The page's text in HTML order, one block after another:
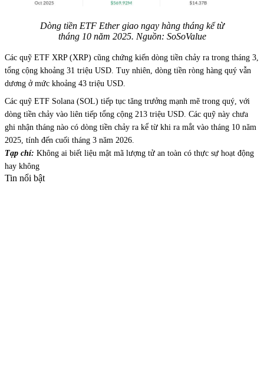
Dòng tiền ETF Ether giao ngay hàng tháng kể từ
tháng 10 năm 2025. Nguồn: SoSoValue
Các quỹ ETF XRP (XRP) cũng chứng kiến dòng tiền chảy ra trong tháng 3,
tổng cộng khoảng 31 triệu USD. Tuy nhiên, dòng tiền ròng hàng quý vẫn
dương ở mức khoảng 43 triệu USD.
Các quỹ ETF Solana (SOL) tiếp tục tăng trưởng mạnh mẽ trong quý, với
dòng tiền chảy vào liên tiếp tổng cộng 213 triệu USD. Các quỹ này chưa
ghi nhận tháng nào có dòng tiền chảy ra kể từ khi ra mắt vào tháng 10 năm
2025, tính đến cuối tháng 3 năm 2026.
Tạp chí: Không ai biết liệu mật mã lượng tử an toàn có thực sự hoạt động
hay không
Tin nổi bật